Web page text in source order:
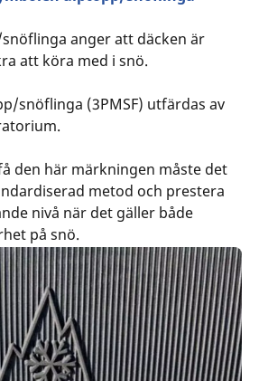
anger att däcken är
att köra med i snö.
snöflinga (3PMSF) utfärdas av
den här märkningen måste det
metod och prestera
nivå när det gäller både
på snö.